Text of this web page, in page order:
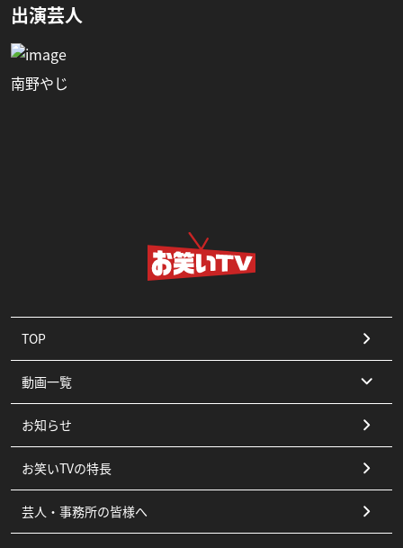
出演芸人
南野やじ
TOP
動画一覧
コント
漫才
ピン
お知らせ
お笑いTVの特長
芸人・事務所の皆様へ